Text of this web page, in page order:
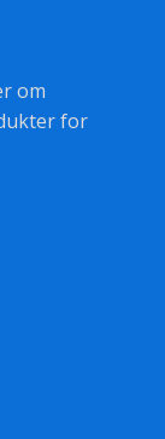
om
for